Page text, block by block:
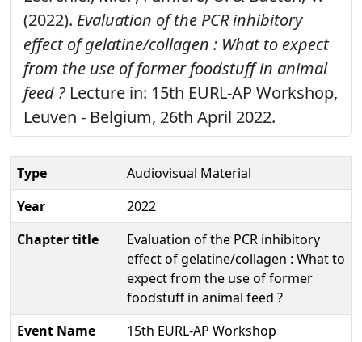
(2022). Evaluation of the PCR inhibitory
effect of gelatine/collagen : What to expect
from the use of former foodstuff in animal
feed ? Lecture in: 15th EURL-AP Workshop,
Leuven - Belgium, 26th April 2022.
Type
Audiovisual Material
Year
2022
Chapter title
Evaluation of the PCR inhibitory
effect of gelatine/collagen : What to
expect from the use of former
foodstuff in animal feed ?
Event Name
15th EURL-AP Workshop